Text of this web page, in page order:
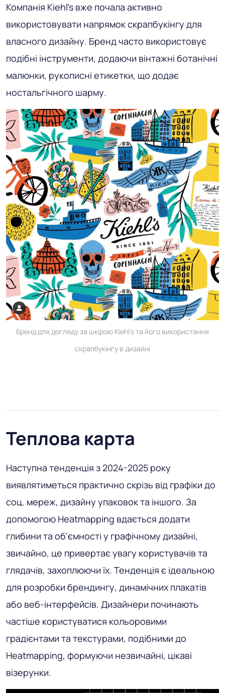
Компанія Kiehl's вже почала активно
використовувати напрямок скрапбукінгу для
власного дизайну. Бренд часто використовує
подібні інструменти, додаючи вінтажні ботанічні
малюнки, рукописні етикетки, що додає
ностальгічного шарму.
Бренд для догляду за шкірою Kiehl's та його використання
скрапбукінгу в дизайні
Теплова карта
Наступна тенденція з 2024-2025 року
виявлятиметься практично скрізь від графіки до
соц. мереж, дизайну упаковок та іншого. За
допомогою Heatmapping вдається додати
глибини та об'ємності у графічному дизайні,
звичайно, це привертає увагу користувачів та
глядачів, захоплюючи їх. Тенденція є ідеальною
для розробки брендингу, динамічних плакатів
або веб-інтерфейсів. Дизайнери починають
частіше користуватися кольоровими
градієнтами та текстурами, подібними до
Heatmapping, формуючи незвичайні, цікаві
візерунки.